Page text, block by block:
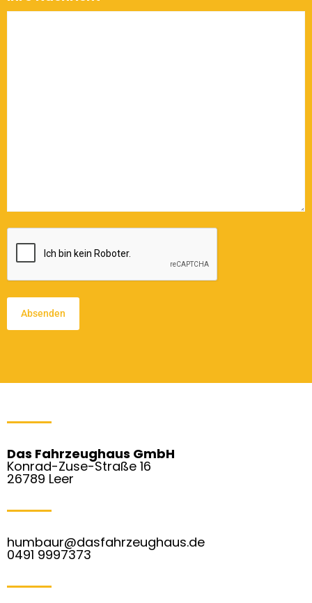
CAPTCHA
Das Fahrzeughaus GmbH
Konrad-Zuse-Straße 16
26789 Leer
humbaur@dasfahrzeughaus.de
0491 9997373